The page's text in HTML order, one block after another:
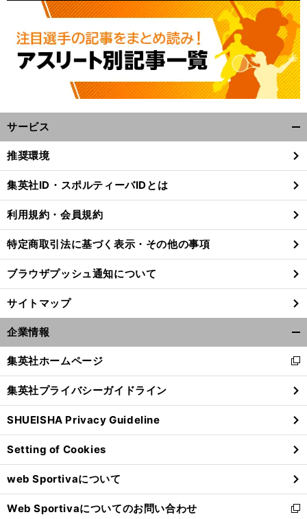
前
サービス
閉
る
推奨環境
集英社ID・スポルティーバIDとは
利用規約・会員規約
特定商取引法に基づく表示・その他の事項
ブラウザプッシュ通知について
サイトマップ
企業情報
閉
る
集英社ホームページ
新
し
い
ウ
ィ
ン
ド
ウ
で
開
く
集英社プライバシーガイドライン
SHUEISHA Privacy Guideline
Setting of Cookies
web Sportivaについて
Web Sportivaについてのお問い合わせ
新